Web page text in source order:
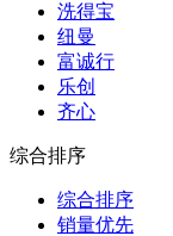
洗得宝
纽曼
富诚行
乐创
齐心
综合排序
综合排序
销量优先